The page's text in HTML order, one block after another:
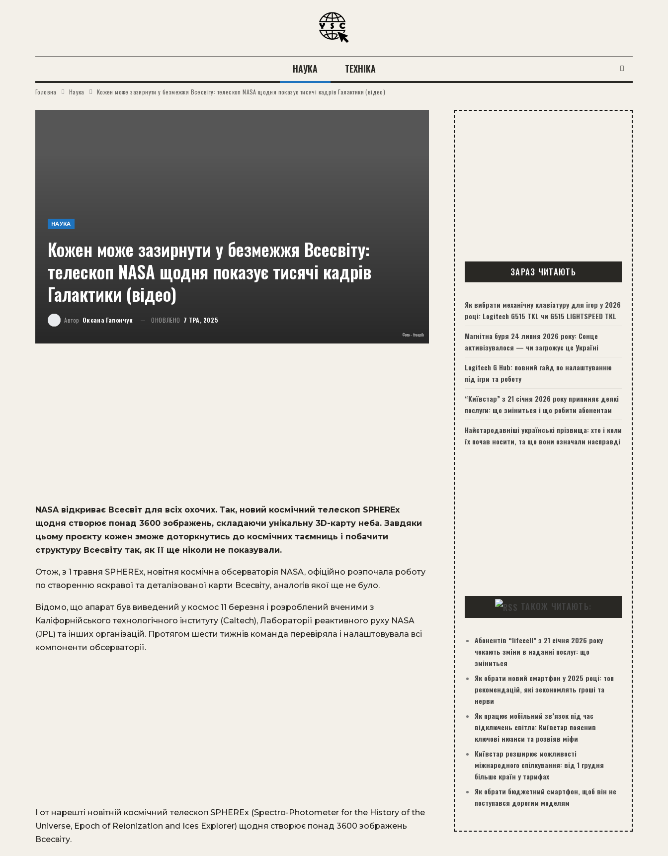
НАУКА ТЕХНІКА
Головна Наука Кожен може зазирнути у безмежжя Всесвіту: телескоп NASA щодня показує тисячі кадрів Галактики (відео)
НАУКА
Кожен може зазирнути у безмежжя Всесвіту:
телескоп NASA щодня показує тисячі кадрів
Галактики (відео)
Автор Оксана Гапончук ОНОВЛЕНО 7 ТРА, 2025
Фото - freepik
NASA відкриває Всесвіт для всіх охочих. Так, новий космічний телескоп SPHEREx
щодня створює понад 3600 зображень, складаючи унікальну 3D-карту неба. Завдяки
цьому проєкту кожен зможе доторкнутись до космічних таємниць і побачити
структуру Всесвіту так, як її ще ніколи не показували.
Отож, з 1 травня SPHEREx, новітня космічна обсерваторія NASA, офіційно розпочала роботу
по створенню яскравої та деталізованої карти Всесвіту, аналогів якої ще не було.
Відомо, що апарат був виведений у космос 11 березня і розроблений вченими з
Каліфорнійського технологічного інституту (Caltech), Лабораторії реактивного руху NASA
(JPL) та інших організацій. Протягом шести тижнів команда перевіряла і налаштовувала всі
компоненти обсерваторії.
І от нарешті новітній космічний телескоп SPHEREx (Spectro-Photometer for the History of the
Universe, Epoch of Reionization and Ices Explorer) щодня створює понад 3600 зображень
Всесвіту.
ЗАРАЗ ЧИТАЮТЬ
Як вибрати механічну клавіатуру для ігор у 2026
році: Logitech G515 TKL чи G515 LIGHTSPEED TKL
Магнітна буря 24 липня 2026 року: Сонце
активізувалося — чи загрожує це Україні
Logitech G Hub: повний гайд по налаштуванню
під ігри та роботу
“Київстар” з 21 січня 2026 року припиняє деякі
послуги: що зміниться і що робити абонентам
Найстародавніші українські прізвища: хто і коли
їх почав носити, та що вони означали насправді
ТАКОЖ ЧИТАЮТЬ:
Абонентів “lifecell” з 21 січня 2026 року
чекають зміни в наданні послуг: що
зміниться
Як обрати новий смартфон у 2025 році: топ
рекомендацій, які зекономлять гроші та
нерви
Як працює мобільний зв’язок під час
відключень світла: Київстар пояснив
ключові нюанси та розвіяв міфи
Київстар розширює можливості
міжнародного спілкування: від 1 грудня
більше країн у тарифах
Як обрати бюджетний смартфон, щоб він не
поступався дорогим моделям